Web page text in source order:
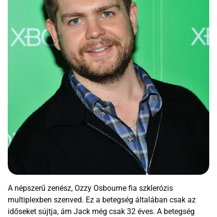
A népszerű zenész, Ozzy Osbourne fia szklerózis
multiplexben szenved. Ez a betegség általában csak az
időseket sújtja, ám Jack még csak 32 éves. A betegség